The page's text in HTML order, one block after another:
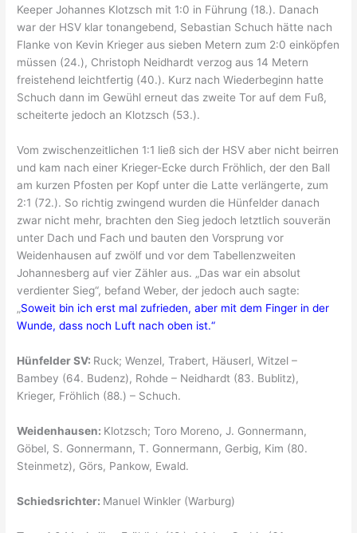
Keeper Johannes Klotzsch mit 1:0 in Führung (18.). Danach
war der HSV klar tonangebend, Sebastian Schuch hätte nach
Flanke von Kevin Krieger aus sieben Metern zum 2:0 einköpfen
müssen (24.), Christoph Neidhardt verzog aus 14 Metern
freistehend leichtfertig (40.). Kurz nach Wiederbeginn hatte
Schuch dann im Gewühl erneut das zweite Tor auf dem Fuß,
scheiterte jedoch an Klotzsch (53.).
Vom zwischenzeitlichen 1:1 ließ sich der HSV aber nicht beirren
und kam nach einer Krieger-Ecke durch Fröhlich, der den Ball
am kurzen Pfosten per Kopf unter die Latte verlängerte, zum
2:1 (72.). So richtig zwingend wurden die Hünfelder danach
zwar nicht mehr, brachten den Sieg jedoch letztlich souverän
unter Dach und Fach und bauten den Vorsprung vor
Weidenhausen auf zwölf und vor dem Tabellenzweiten
Johannesberg auf vier Zähler aus. „Das war ein absolut
verdienter Sieg“, befand Weber, der jedoch auch sagte:
„Soweit bin ich erst mal zufrieden, aber mit dem Finger in der
Wunde, dass noch Luft nach oben ist.“
Hünfelder SV: Ruck; Wenzel, Trabert, Häuserl, Witzel –
Bambey (64. Budenz), Rohde – Neidhardt (83. Bublitz),
Krieger, Fröhlich (88.) – Schuch.
Weidenhausen: Klotzsch; Toro Moreno, J. Gonnermann,
Göbel, S. Gonnermann, T. Gonnermann, Gerbig, Kim (80.
Steinmetz), Görs, Pankow, Ewald.
Schiedsrichter: Manuel Winkler (Warburg)